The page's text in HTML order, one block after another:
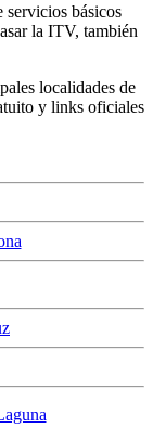
servicios básicos
la ITV, también
localidades de
y links oficiales